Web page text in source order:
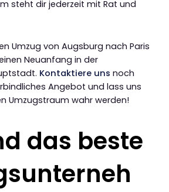
steht dir jederzeit mit Rat und
Umzug von Augsburg nach Paris
Neuanfang in der
Kontaktiere uns noch
Angebot und lass uns
Umzugstraum wahr werden!
das beste